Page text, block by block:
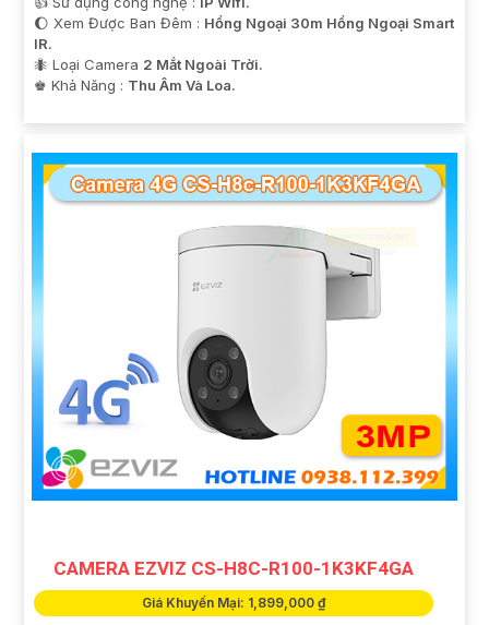
🌔 Xem Được Ban Đêm : Hồng Ngoại 30m Hồng Ngoại Smart
IR.
🐜 Loại Camera 2 Mắt Ngoài Trời.
️♚ Khả Năng : Thu Âm Và Loa.
CAMERA EZVIZ CS-H8C-R100-1K3KF4GA
Giá Khuyến Mại: 1,899,000 ₫